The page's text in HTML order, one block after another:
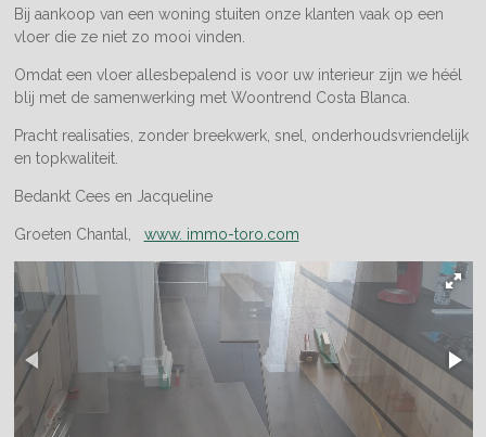
Bij aankoop van een woning stuiten onze klanten vaak op een
vloer die ze niet zo mooi vinden.
Omdat een vloer allesbepalend is voor uw interieur zijn we héél
blij met de samenwerking met Woontrend Costa Blanca.
Pracht realisaties, zonder breekwerk, snel, onderhoudsvriendelijk
en topkwaliteit.
Bedankt Cees en Jacqueline
Groeten Chantal, www. immo-toro.com